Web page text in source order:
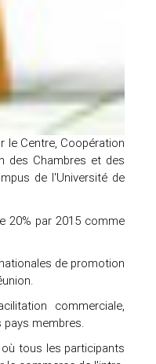
le Centre, Coopération
des Chambres et des
de l'Université de
20% par 2015 comme
de promotion
commerciale,
membres.
tous les participants